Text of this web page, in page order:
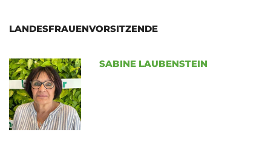
LANDESFRAUENVORSITZENDE
SABINE LAUBENSTEIN